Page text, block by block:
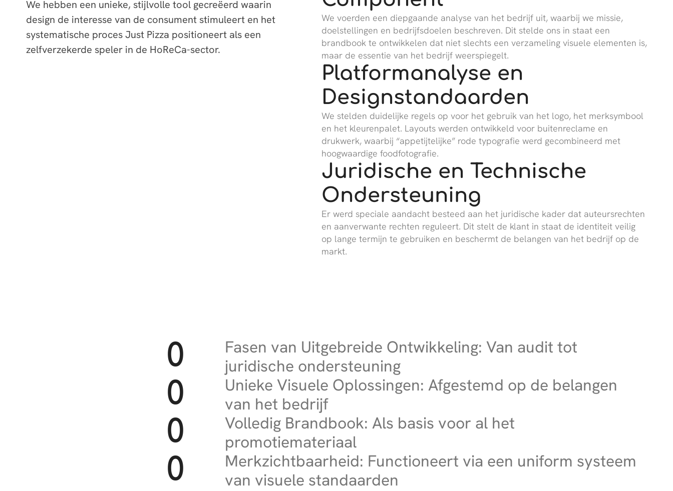
We hebben een unieke, stijlvolle tool gecreëerd waarin
design de interesse van de consument stimuleert en het
systematische proces Just Pizza positioneert als een
zelfverzekerde speler in de HoReCa-sector.
We voerden een diepgaande analyse van het bedrijf uit, waarbij we missie,
doelstellingen en bedrijfsdoelen beschreven. Dit stelde ons in staat een
brandbook te ontwikkelen dat niet slechts een verzameling visuele elementen is,
maar de essentie van het bedrijf weerspiegelt.
Platformanalyse en
Designstandaarden
We stelden duidelijke regels op voor het gebruik van het logo, het merksymbool
en het kleurenpalet. Layouts werden ontwikkeld voor buitenreclame en
drukwerk, waarbij “appetijtelijke” rode typografie werd gecombineerd met
hoogwaardige foodfotografie.
Juridische en Technische
Ondersteuning
Er werd speciale aandacht besteed aan het juridische kader dat auteursrechten
en aanverwante rechten reguleert. Dit stelt de klant in staat de identiteit veilig
op lange termijn te gebruiken en beschermt de belangen van het bedrijf op de
markt.
0
Fasen van Uitgebreide Ontwikkeling: Van audit tot
juridische ondersteuning
0
Unieke Visuele Oplossingen: Afgestemd op de belangen
van het bedrijf
0
Volledig Brandbook: Als basis voor al het
promotiemateriaal
0
Merkzichtbaarheid: Functioneert via een uniform systeem
van visuele standaarden